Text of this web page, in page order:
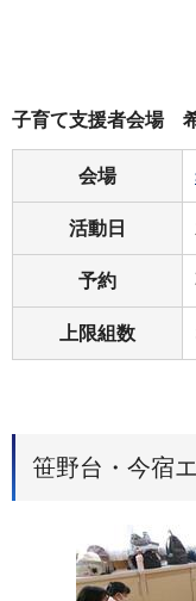
子育て支援者会場
会場
活動日
予約
上限組数
笹野台・今宿